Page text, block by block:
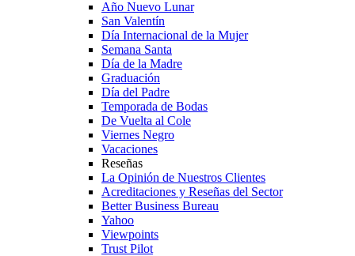
Año Nuevo Lunar
San Valentín
Día Internacional de la Mujer
Semana Santa
Día de la Madre
Graduación
Día del Padre
Temporada de Bodas
De Vuelta al Cole
Viernes Negro
Vacaciones
Reseñas
La Opinión de Nuestros Clientes
Acreditaciones y Reseñas del Sector
Better Business Bureau
Yahoo
Viewpoints
Trust Pilot